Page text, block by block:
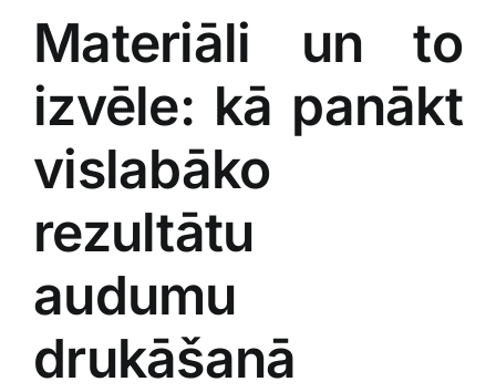
Materiāli un to
izvēle: kā panākt
vislabāko
rezultātu
audumu
drukāšanā